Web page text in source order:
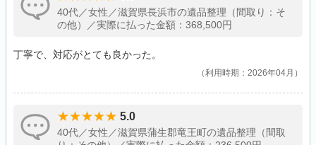
40代／女性／滋賀県長浜市の遺品整理（間取り：そ
の他）／実際に払った金額：368,500円
丁寧で、対応がとても良かった。
利用時期：2026年04月
5.0
40代／女性／滋賀県蒲生郡竜王町の遺品整理（間取